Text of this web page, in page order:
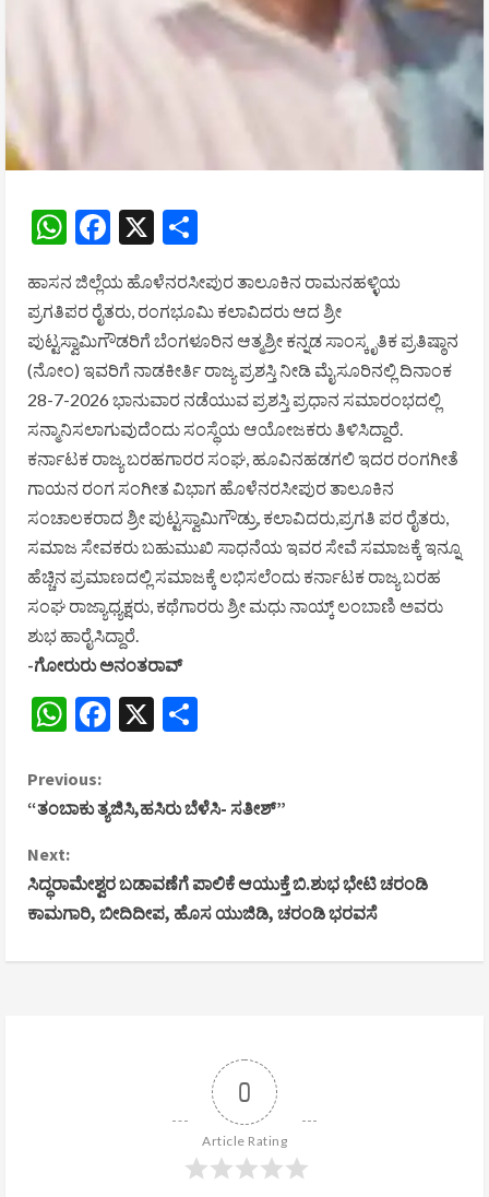
WhatsApp
Facebook
X
ಹಾಸನ ಜಿಲ್ಲೆಯ ಹೊಳೆನರಸೀಪುರ ತಾಲೂಕಿನ ರಾಮನಹಳ್ಳಿಯ
ಪ್ರಗತಿಪರ ರೈತರು, ರಂಗಭೂಮಿ ಕಲಾವಿದರು ಆದ ಶ್ರೀ
ಪುಟ್ಟಸ್ವಾಮಿಗೌಡರಿಗೆ ಬೆಂಗಳೂರಿನ ಆತ್ಮಶ್ರೀ ಕನ್ನಡ ಸಾಂಸ್ಕೃತಿಕ ಪ್ರತಿಷ್ಠಾನ
(ನೋಂ) ಇವರಿಗೆ ನಾಡಕೀರ್ತಿ ರಾಜ್ಯ ಪ್ರಶಸ್ತಿ ನೀಡಿ ಮೈಸೂರಿನಲ್ಲಿ ದಿನಾಂಕ
28-7-2026 ಭಾನುವಾರ ನಡೆಯುವ ಪ್ರಶಸ್ತಿ ಪ್ರಧಾನ ಸಮಾರಂಭದಲ್ಲಿ
ಸನ್ಮಾನಿಸಲಾಗುವುದೆಂದು ಸಂಸ್ಥೆಯ ಆಯೋಜಕರು ತಿಳಿಸಿದ್ದಾರೆ.
ಕರ್ನಾಟಕ ರಾಜ್ಯ ಬರಹಗಾರರ ಸಂಘ, ಹೂವಿನಹಡಗಲಿ ಇದರ ರಂಗಗೀತೆ
ಗಾಯನ ರಂಗ ಸಂಗೀತ ವಿಭಾಗ ಹೊಳೆನರಸೀಪುರ ತಾಲೂಕಿನ
ಸಂಚಾಲಕರಾದ ಶ್ರೀ ಪುಟ್ಟಸ್ವಾಮಿಗೌಡ್ರು, ಕಲಾವಿದರು,ಪ್ರಗತಿ ಪರ ರೈತರು,
ಸಮಾಜ ಸೇವಕರು ಬಹುಮುಖಿ ಸಾಧನೆಯ ಇವರ ಸೇವೆ ಸಮಾಜಕ್ಕೆ ಇನ್ನೂ
ಹೆಚ್ಚಿನ ಪ್ರಮಾಣದಲ್ಲಿ ಸಮಾಜಕ್ಕೆ ಲಭಿಸಲೆಂದು ಕರ್ನಾಟಕ ರಾಜ್ಯ ಬರಹ
ಸಂಘ ರಾಜ್ಯಾಧ್ಯಕ್ಷರು, ಕಥೆಗಾರರು ಶ್ರೀ ಮಧು ನಾಯ್ಕ್ ಲಂಬಾಣಿ ಅವರು
ಶುಭ ಹಾರೈಸಿದ್ದಾರೆ.
-ಗೋರುರು ಅನಂತರಾವ್
WhatsApp
Facebook
X
C
n
t
i
Previous:
“ತಂಬಾಕು ತ್ಯಜಿಸಿ,ಹಸಿರು ಬೆಳೆಸಿ- ಸತೀಶ್”
Next:
ಸಿದ್ಧರಾಮೇಶ್ವರ ಬಡಾವಣೆಗೆ ಪಾಲಿಕೆ ಆಯುಕ್ತೆ ಬಿ.ಶುಭ ಭೇಟಿ ಚರಂಡಿ
ಕಾಮಗಾರಿ, ಬೀದಿದೀಪ, ಹೊಸ ಯುಜಿಡಿ, ಚರಂಡಿ ಭರವಸೆ
0
Article Rating